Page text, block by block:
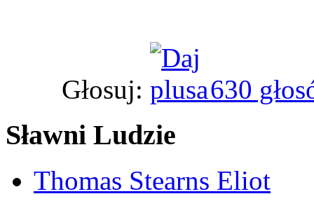
Głosuj: 630
Sławni Ludzie
Thomas Stearns Eliot